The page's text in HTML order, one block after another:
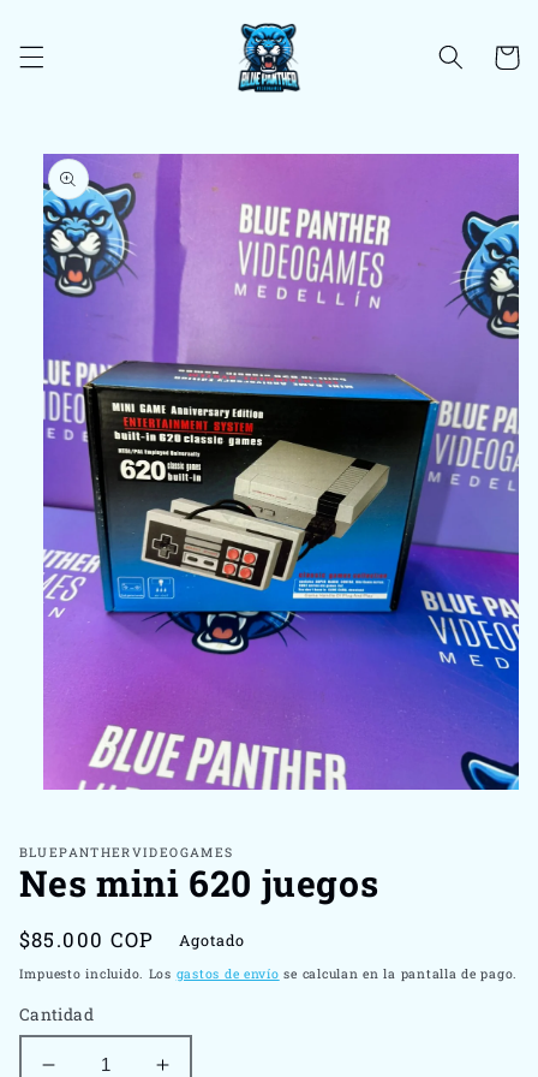
al contenido
Carrito
directamente
información
del producto
1
en
una
BLUEPANTHERVIDEOGAMES
Nes mini 620 juegos
Precio
habitual
$85.000 COP Agotado
Impuesto incluido. Los gastos de envío se calculan en la pantalla de pago.
Cantidad